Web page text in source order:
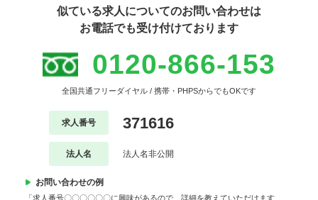
似ている求人についてのお問い合わせは
お電話でも受け付けております
0120-866-153
全国共通フリーダイヤル / 携帯・PHPSからでもOKです
求人番号 371616
法人名 法人名非公開
お問い合わせの例
「求人番号〇〇〇〇〇〇に興味があるので、詳細を教えていただけます